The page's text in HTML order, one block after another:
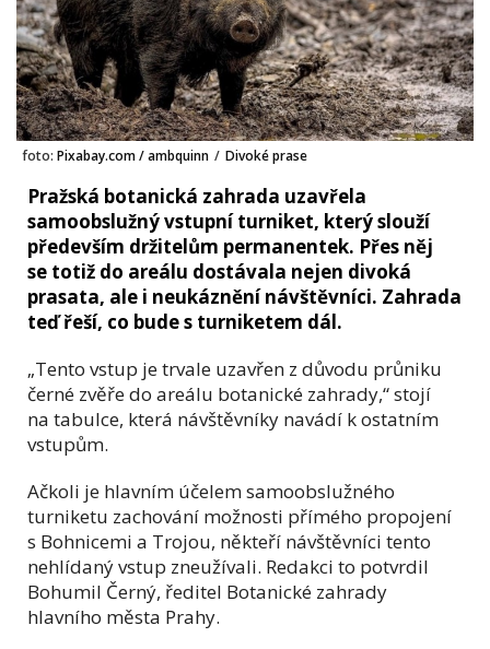
foto: Pixabay.com / ambquinn / Divoké prase
Pražská botanická zahrada uzavřela
samoobslužný vstupní turniket, který slouží
především držitelům permanentek. Přes něj
se totiž do areálu dostávala nejen divoká
prasata, ale i neukáznění návštěvníci. Zahrada
teď řeší, co bude s turniketem dál.
„Tento vstup je trvale uzavřen z důvodu průniku
černé zvěře do areálu botanické zahrady,“ stojí
na tabulce, která návštěvníky navádí k ostatním
vstupům.
Ačkoli je hlavním účelem samoobslužného
turniketu zachování možnosti přímého propojení
s Bohnicemi a Trojou, někteří návštěvníci tento
nehlídaný vstup zneužívali. Redakci to potvrdil
Bohumil Černý, ředitel Botanické zahrady
hlavního města Prahy.